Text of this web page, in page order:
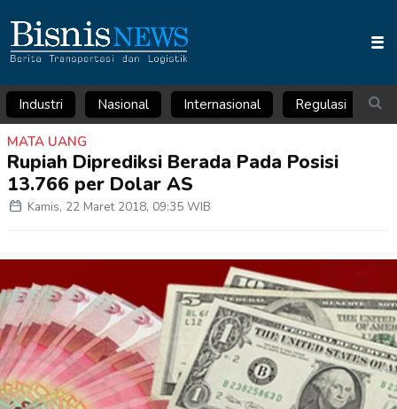
Industri Nasional Internasional Regulasi
MATA UANG
Rupiah Diprediksi Berada Pada Posisi
13.766 per Dolar AS
Kamis, 22 Maret 2018, 09:35 WIB